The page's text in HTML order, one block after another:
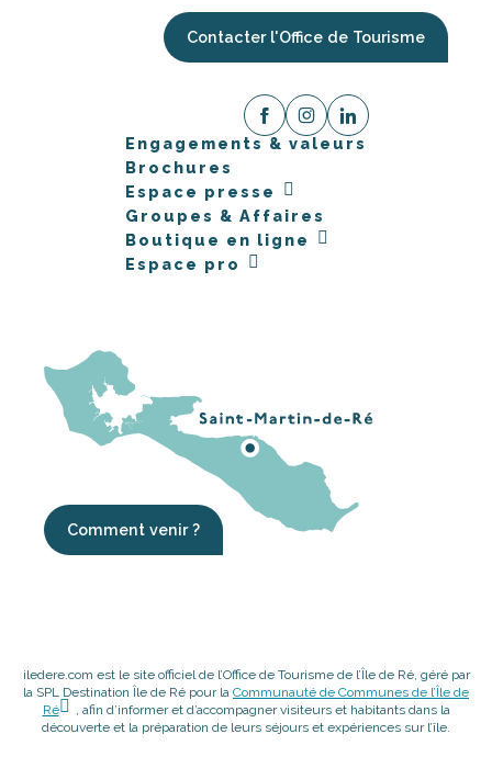
Contacter l'Office de Tourisme
Engagements & valeurs
Brochures
Espace presse
Groupes & Affaires
Boutique en ligne
Espace pro
Comment venir ?
iledere.com est le site officiel de l’Office de Tourisme de l’Île de Ré, géré par
la SPL Destination Île de Ré pour la Communauté de Communes de l’Île de
Ré
, afin d’informer et d’accompagner visiteurs et habitants dans la
découverte et la préparation de leurs séjours et expériences sur l’île.